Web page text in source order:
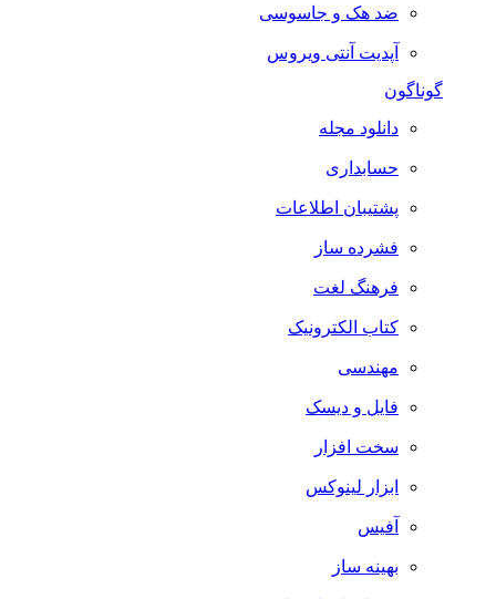
ضد هک و جاسوسی
آپدیت آنتی ویروس
گوناگون
دانلود مجله
حسابداری
پشتیبان اطلاعات
فشرده ساز
فرهنگ لغت
کتاب الکترونیک
مهندسی
فایل و دیسک
سخت افزار
ابزار لینوکس
آفیس
بهینه ساز